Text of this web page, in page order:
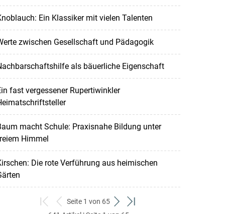
Ein Klassiker mit vielen Talenten
zwischen Gesellschaft und Pädagogik
als bäuerliche Eigenschaft
fast vergessener Rupertiwinkler
macht Schule: Praxisnahe Bildung unter
Himmel
Die rote Verführung aus heimischen
zum
zurück
Seite 1 von 65
weiterzum